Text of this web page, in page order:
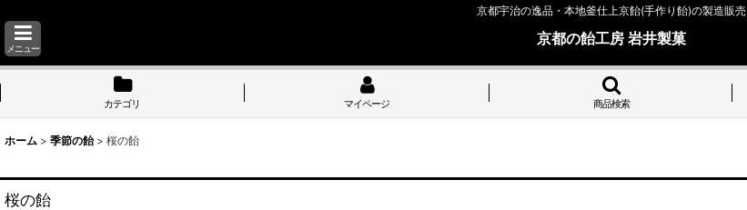
京都宇治の逸品・本地釜仕上京飴(手作り飴)の製造販売
メニュー
京都の飴工房 岩井製菓
カテゴリ マイページ 商品検索
ホーム > 季節の飴 > 桜の飴
桜の飴